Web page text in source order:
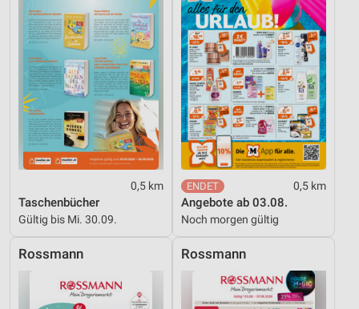
0,5 km
Taschenbücher
Gültig bis Mi. 30.09.
0,5 km
Angebote ab 03.08.
Noch morgen gültig
Rossmann Rossmann
Performance
Funktional
Werbung